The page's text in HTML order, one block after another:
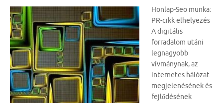
Honlap-Seo munka:
PR-cikk elhelyezés
A digitális
forradalom utáni
legnagyobb
vívmánynak, az
internetes hálózat
megjelenésének és
fejlődésének